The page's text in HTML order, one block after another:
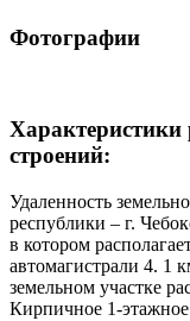
Фотографии
строений:
Удаленность
республики – г.
в котором
автомагистрали 4. 1
земельном участке
Кирпичное 1-этажное